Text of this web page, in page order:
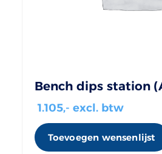
Bench dips station
1.105,- excl. btw
Toevoegen wensenlijst